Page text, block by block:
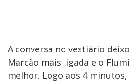
A conversa no vestiário
Marcão mais ligada e o
melhor. Logo aos 4 minutos,